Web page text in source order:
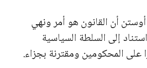
أن القانون هو أمر ونهي
إلى السلطة السياسية
على المحكومين ومقترنة بجزاء.